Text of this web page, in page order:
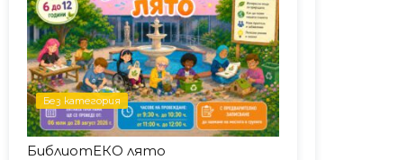
Без категория
БиблиотЕКО лято